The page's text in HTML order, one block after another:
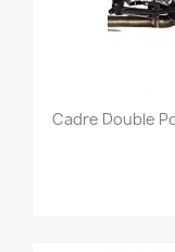
Cadre Double